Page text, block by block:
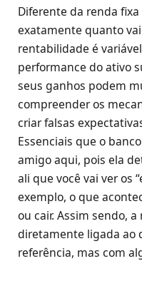
Diferente da renda
exatamente quanto vai
rentabilidade é
performance do ativo
seus ganhos podem
compreender os
criar falsas
Essenciais que o
amigo aqui, pois ela
ali que você vai ver os
exemplo, o que
ou cair. Assim sendo,
diretamente ligada ao
referência, mas com